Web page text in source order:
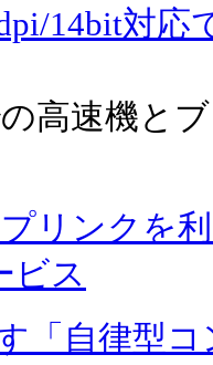
14bit対応
高速機と
リンクを
ビス
「自律型